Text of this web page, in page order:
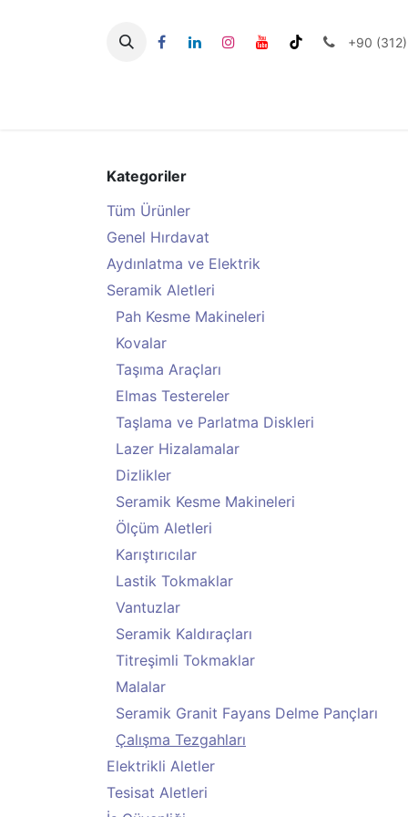
+90
Kategoriler
Tüm Ürünler
Genel Hırdavat
Aydınlatma ve Elektrik
Seramik Aletleri
Pah Kesme Makineleri
Kovalar
Taşıma Araçları
Elmas Testereler
Taşlama ve Parlatma Diskleri
Lazer Hizalamalar
Dizlikler
Seramik Kesme Makineleri
Ölçüm Aletleri
Karıştırıcılar
Lastik Tokmaklar
Vantuzlar
Seramik Kaldıraçları
Titreşimli Tokmaklar
Malalar
Seramik Granit Fayans Delme Pançları
Çalışma Tezgahları
Elektrikli Aletler
Tesisat Aletleri